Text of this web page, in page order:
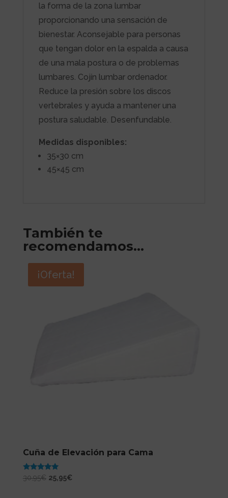
la forma de la zona lumbar
proporcionando una sensación de
bienestar. Aconsejable para personas
que tengan dolor en la espalda a causa
de una mala postura o de problemas
lumbares. Cojín lumbar ordenador.
Reduce la presión sobre los discos
vertebrales y ayuda a mantener una
postura saludable. Desenfundable.
Medidas disponibles:
35×30 cm
45×45 cm
También te
recomendamos…
¡Oferta!
Cuña de Elevación para Cama
Valorado
con
30,95€ El
25,95€